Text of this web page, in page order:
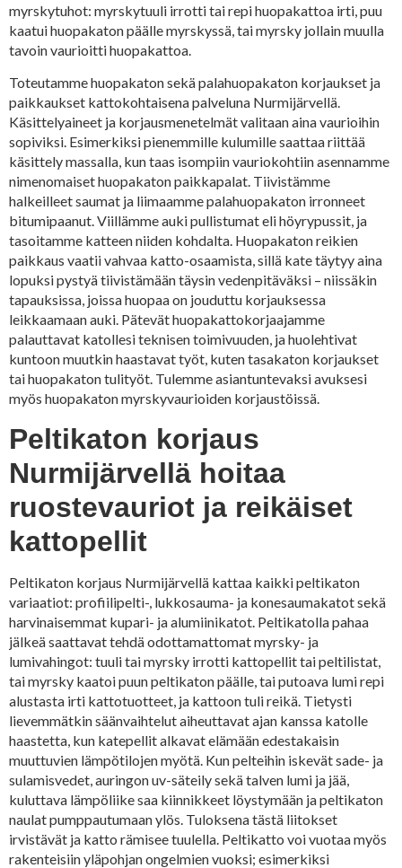
myrskytuhot: myrskytuuli irrotti tai repi huopakattoa irti, puu
kaatui huopakaton päälle myrskyssä, tai myrsky jollain muulla
tavoin vaurioitti huopakattoa.
Toteutamme huopakaton sekä palahuopakaton korjaukset ja
paikkaukset kattokohtaisena palveluna Nurmijärvellä.
Käsittelyaineet ja korjausmenetelmät valitaan aina vaurioihin
sopiviksi. Esimerkiksi pienemmille kulumille saattaa riittää
käsittely massalla, kun taas isompiin vauriokohtiin asennamme
nimenomaiset huopakaton paikkapalat. Tiivistämme
halkeilleet saumat ja liimaamme palahuopakaton irronneet
bitumipaanut. Viillämme auki pullistumat eli höyrypussit, ja
tasoitamme katteen niiden kohdalta. Huopakaton reikien
paikkaus vaatii vahvaa katto-osaamista, sillä kate täytyy aina
lopuksi pystyä tiivistämään täysin vedenpitäväksi – niissäkin
tapauksissa, joissa huopaa on jouduttu korjauksessa
leikkaamaan auki. Pätevät huopakattokorjaajamme
palauttavat katollesi teknisen toimivuuden, ja huolehtivat
kuntoon muutkin haastavat työt, kuten tasakaton korjaukset
tai huopakaton tulityöt. Tulemme asiantuntevaksi avuksesi
myös huopakaton myrskyvaurioiden korjaustöissä.
Peltikaton korjaus
Nurmijärvellä hoitaa
ruostevauriot ja reikäiset
kattopellit
Peltikaton korjaus Nurmijärvellä kattaa kaikki peltikaton
variaatiot: profiilipelti-, lukkosauma- ja konesaumakatot sekä
harvinaisemmat kupari- ja alumiinikatot. Peltikatolla pahaa
jälkeä saattavat tehdä odottamattomat myrsky- ja
lumivahingot: tuuli tai myrsky irrotti kattopellit tai peltilistat,
tai myrsky kaatoi puun peltikaton päälle, tai putoava lumi repi
alustasta irti kattotuotteet, ja kattoon tuli reikä. Tietysti
lievemmätkin säänvaihtelut aiheuttavat ajan kanssa katolle
haastetta, kun katepellit alkavat elämään edestakaisin
muuttuvien lämpötilojen myötä. Kun pelteihin iskevät sade- ja
sulamisvedet, auringon uv-säteily sekä talven lumi ja jää,
kuluttava lämpöliike saa kiinnikkeet löystymään ja peltikaton
naulat pumppautumaan ylös. Tuloksena tästä liitokset
irvistävät ja katto rämisee tuulella. Peltikatto voi vuotaa myös
rakenteisiin yläpohjan ongelmien vuoksi; esimerkiksi